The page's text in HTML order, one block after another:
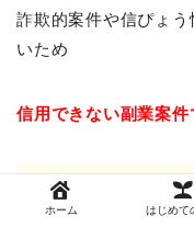
詐欺的案件や信ぴょ
いため
信用できない副業案件
副業案件に参加し
ホーム はじめて